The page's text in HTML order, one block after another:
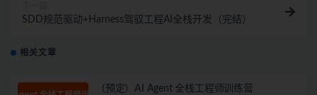
SDD规范驱动+Harness驾驭工程AI全栈开发（完结）
相关文章
（预定）AI Agent 全栈工程师训练营